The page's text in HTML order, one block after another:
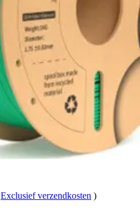
Exclusief verzendkosten )